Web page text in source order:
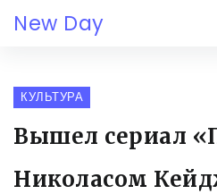
New Day
КУЛЬТУРА
Вышел сериал
Николасом